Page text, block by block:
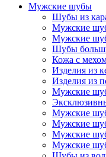
Мужские шубы
Шубы из
Мужские
Мужские
Шубы
Кожа с
Изделия из
Изделия из
Мужские
Мужские
Мужские
Мужские
Мужские